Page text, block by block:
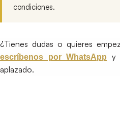
condiciones.
¿Tienes dudas o quieres
escríbenos por WhatsApp
y
aplazado.